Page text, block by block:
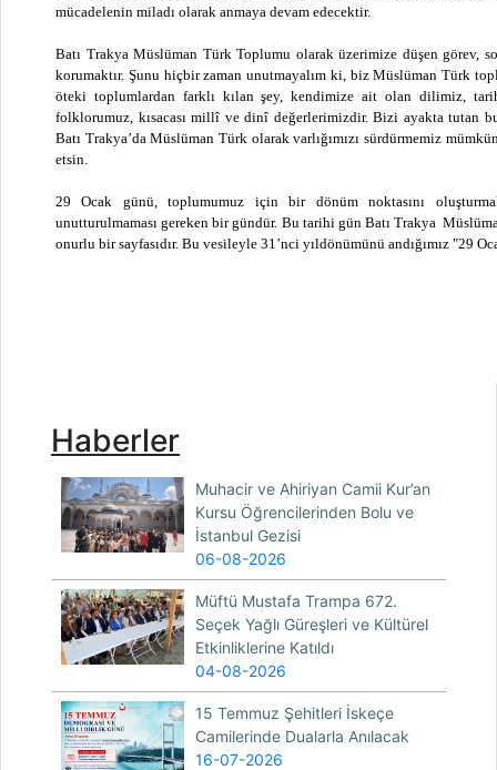
mücadelenin miladı olarak anmaya devam edecektir.
Batı Trakya Müslüman Türk Toplumu olarak üzerimize düşen
korumaktır. Şunu hiçbir zaman unutmayalım ki, biz Müslüman Türk
öteki toplumlardan farklı kılan şey, kendimize ait olan dilimiz,
folklorumuz, kısacası millî ve dinî değerlerimizdir. Bizi ayakta tutan bu
Batı Trakya’da Müslüman Türk olarak varlığımızı sürdürmemiz
etsin.
29 Ocak günü, toplumumuz için bir dönüm noktasını
unutturulmaması gereken bir gündür. Bu tarihi gün Batı Trakya
onurlu bir sayfasıdır. Bu vesileyle 31’nci yıldönümünü andığımız "29
Haberler
Muhacir ve Ahiriyan Camii Kur’an
Kursu Öğrencilerinden Bolu ve
İstanbul Gezisi
06-08-2026
Müftü Mustafa Trampa 672.
Seçek Yağlı Güreşleri ve Kültürel
Etkinliklerine Katıldı
04-08-2026
15 Temmuz Şehitleri İskeçe
Camilerinde Dualarla Anılacak
16-07-2026